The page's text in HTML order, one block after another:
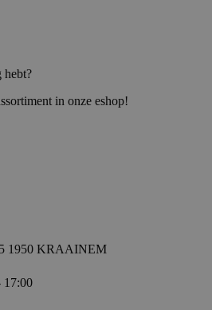
hebt?
in onze eshop!
1950 KRAAINEM
17:00